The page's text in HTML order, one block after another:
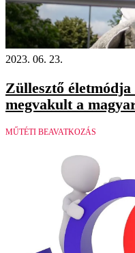
2023. 06. 23.
Züllesztő
megvakult a
MŰTÉTI BEAVATKOZÁS